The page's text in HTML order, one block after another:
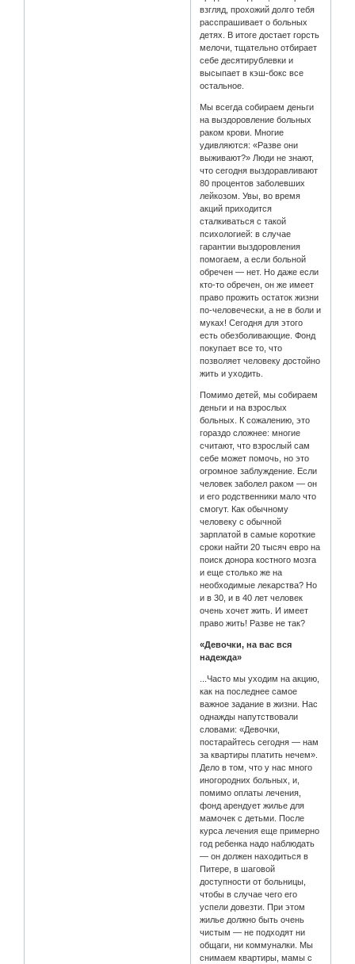
взгляд, прохожий долго тебя
расспрашивает о больных
детях. В итоге достает горсть
мелочи, тщательно отбирает
себе десятирублевки и
высыпает в кэш-бокс все
остальное.
Мы всегда собираем деньги
на выздоровление больных
раком крови. Многие
удивляются: «Разве они
выживают?» Люди не знают,
что сегодня выздоравливают
80 процентов заболевших
лейкозом. Увы, во время
акций приходится
сталкиваться с такой
психологией: в случае
гарантии выздоровления
помогаем, а если больной
обречен — нет. Но даже если
кто-то обречен, он же имеет
право прожить остаток жизни
по-человечески, а не в боли и
муках! Сегодня для этого
есть обезболивающие. Фонд
покупает все то, что
позволяет человеку достойно
жить и уходить.
Помимо детей, мы собираем
деньги и на взрослых
больных. К сожалению, это
гораздо сложнее: многие
считают, что взрослый сам
себе может помочь, но это
огромное заблуждение. Если
человек заболел раком — он
и его родственники мало что
смогут. Как обычному
человеку с обычной
зарплатой в самые короткие
сроки найти 20 тысяч евро на
поиск донора костного мозга
и еще столько же на
необходимые лекарства? Но
и в 30, и в 40 лет человек
очень хочет жить. И имеет
право жить! Разве не так?
«Девочки, на вас вся
надежда»
...Часто мы уходим на акцию,
как на последнее самое
важное задание в жизни. Нас
однажды напутствовали
словами: «Девочки,
постарайтесь сегодня — нам
за квартиры платить нечем».
Дело в том, что у нас много
иногородних больных, и,
помимо оплаты лечения,
фонд арендует жилье для
мамочек с детьми. После
курса лечения еще примерно
год ребенка надо наблюдать
— он должен находиться в
Питере, в шаговой
доступности от больницы,
чтобы в случае чего его
успели довезти. При этом
жилье должно быть очень
чистым — не подходят ни
общаги, ни коммуналки. Мы
снимаем квартиры, мамы с